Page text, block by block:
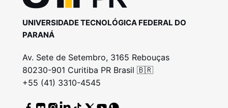
UNIVERSIDADE TECNOLÓGICA FEDERAL DO
PARANÁ
Av. Sete de Setembro, 3165 Rebouças
80230-901 Curitiba PR Brasil 🇧🇷
+55 (41) 3310-4545